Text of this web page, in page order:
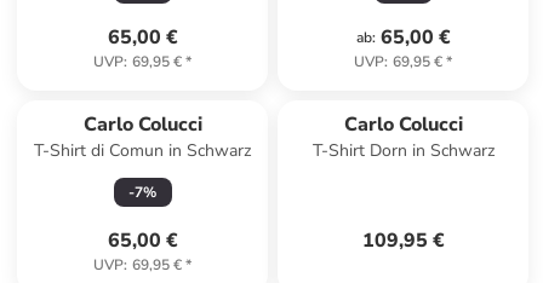
65,00 €
UVP: 69,95 €*
ab: 65,00 €
UVP: 69,95 €*
Carlo Colucci
T-Shirt di Comun in Schwarz
-7%
65,00 €
UVP: 69,95 €*
Carlo Colucci
T-Shirt Dorn in Schwarz
109,95 €